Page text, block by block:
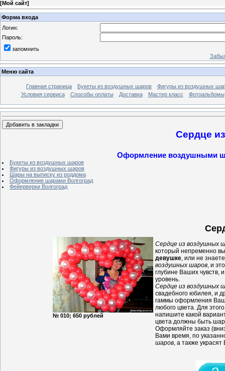
[Мой сайт]
Форма входа
Логин:
Пароль:
запомнить
Меню сайта
Главная страница Букеты из воздушных шаров
Фигуры из воздушных
Условия сервиса
Способы оплаты Доставка Мастер класс Фотоальбомы
Сердце
Оформление воздушными
Букеты из воздушных шаров
Фигуры из воздушных шаров
Шары на выписку из роддома
Оформление шарами Волгоград
Фейерверки Волгоград
№ 010; 650 рублей
Сердце из воздушных
который непременно
девушке, или не
воздушных шаров, и
глубине Ваших
уровень.
Сердце из воздушных
свадебного юбилея, и
гаммы оформления
любого цвета. Для
напишите какой
цвета должны быть
Оформляйте заказ
Вами время, по
шаров, а также